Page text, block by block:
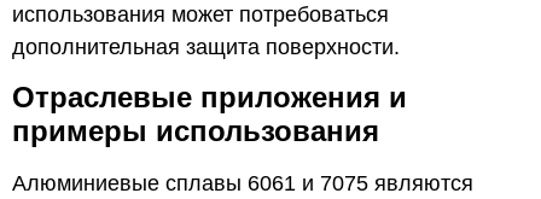
использования может потребоваться
дополнительная защита поверхности.
Отраслевые приложения и
примеры использования
Алюминиевые сплавы 6061 и 7075 являются